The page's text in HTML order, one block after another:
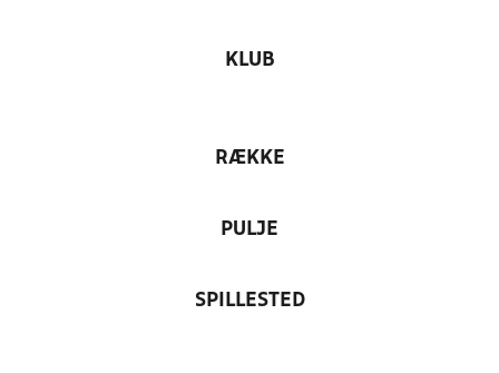
KLUB
RÆKKE
PULJE
SPILLESTED